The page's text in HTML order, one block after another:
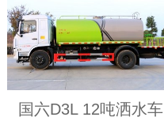
国六D3L 12吨洒水车